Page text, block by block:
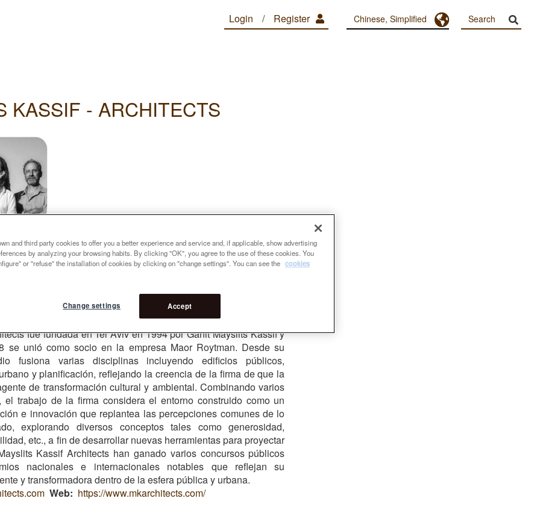
Register
Login Chinese, Simplified Toggle Dropdown
KASSIF - ARCHITECTS
fue fundada en Tel Aviv en 1994 por Ganit Mayslits Kassif y
se unió como socio en la empresa Maor Roytman. Desde su
fusiona varias disciplinas incluyendo edificios públicos,
y planificación, reflejando la creencia de la firma de que la
de transformación cultural y ambiental. Combinando varios
el trabajo de la firma considera el entorno construido como un
e innovación que replantea las percepciones comunes de lo
explorando diversos conceptos tales como generosidad,
etc., a fin de desarrollar nuevas herramientas para proyectar
Kassif Architects han ganado varios concursos públicos
nacionales e internacionales notables que reflejan su
y transformadora dentro de la esfera pública y urbana.
Web https://www.mkarchitects.com/
and third party cookies to offer you a better experience and service and, if applicable, show advertising
by analyzing your browsing habits. By clicking "OK", you agree to the use of these cookies. You
or "refuse" the installation of cookies by clicking on "change settings". You can see the cookies
Accept
Change settings